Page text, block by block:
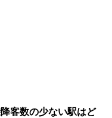
客数の少ない駅はど